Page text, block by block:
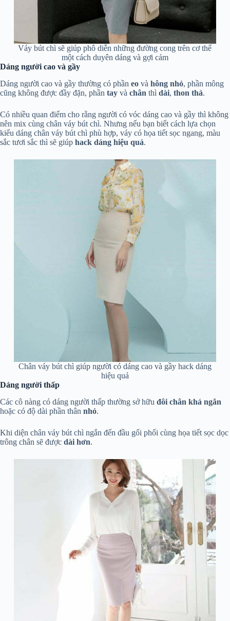
Váy bút chì sẽ giúp phô diễn những đường cong trên cơ thể
một cách duyên dáng và gợi cảm
Dáng người cao và gầy
Dáng người cao và gầy thường có phần eo và hông nhỏ, phần mông
cũng không được đầy đặn, phần tay và chân thì dài, thon thả.
Có nhiều quan điểm cho rằng người có vóc dáng cao và gầy thì không
nên mix cùng chân váy bút chì. Nhưng nếu bạn biết cách lựa chọn
kiểu dáng chân váy bút chì phù hợp, váy có họa tiết sọc ngang, màu
sắc tươi sắc thì sẽ giúp hack dáng hiệu quả.
Chân váy bút chì giúp người có dáng cao và gầy hack dáng
hiệu quả
Dáng người thấp
Các cô nàng có dáng người thấp thường sở hữu đôi chân khá ngắn
hoặc có độ dài phần thân nhỏ.
Khi diện chân váy bút chì ngắn đến đầu gối phối cùng họa tiết sọc dọc
trông chân sẽ được dài hơn.